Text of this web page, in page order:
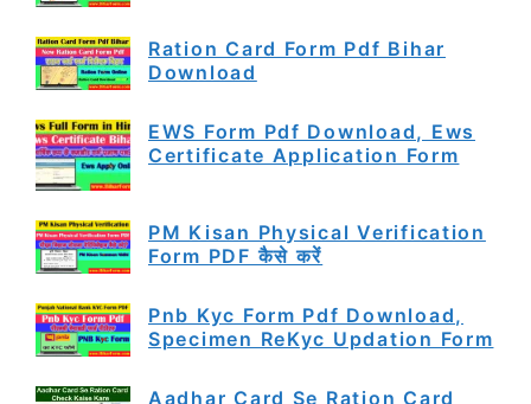
Ration Card Form Pdf Bihar
Download
EWS Form Pdf Download, Ews
Certificate Application Form
PM Kisan Physical Verification
Form PDF कैसे करें
Pnb Kyc Form Pdf Download,
Specimen ReKyc Updation Form
Aadhar Card Se Ration Card